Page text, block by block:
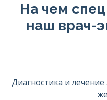
На чем
наш врач-
Диагностика и